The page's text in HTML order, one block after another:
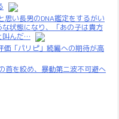
い長男のDNA鑑定をするがい
状態になり、「あの子は貴方
叫んだ…
価「パリピ」続編への期待が高
首を絞め、暴動第二波不可避へ